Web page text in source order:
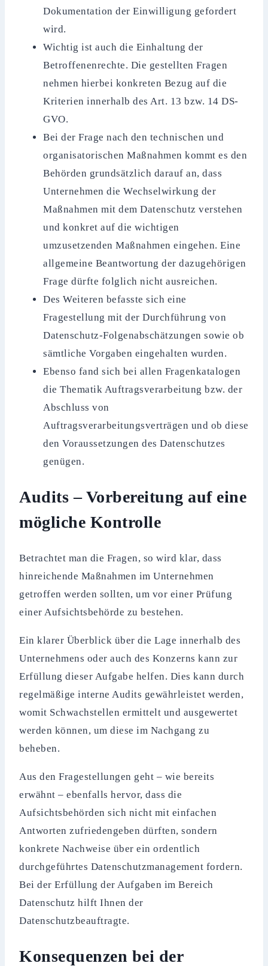
Dokumentation der Einwilligung gefordert
wird.
Wichtig ist auch die Einhaltung der
Betroffenenrechte. Die gestellten Fragen
nehmen hierbei konkreten Bezug auf die
Kriterien innerhalb des Art. 13 bzw. 14 DS-
GVO.
Bei der Frage nach den technischen und
organisatorischen Maßnahmen kommt es den
Behörden grundsätzlich darauf an, dass
Unternehmen die Wechselwirkung der
Maßnahmen mit dem Datenschutz verstehen
und konkret auf die wichtigen
umzusetzenden Maßnahmen eingehen. Eine
allgemeine Beantwortung der dazugehörigen
Frage dürfte folglich nicht ausreichen.
Des Weiteren befasste sich eine
Fragestellung mit der Durchführung von
Datenschutz-Folgenabschätzungen sowie ob
sämtliche Vorgaben eingehalten wurden.
Ebenso fand sich bei allen Fragenkatalogen
die Thematik Auftragsverarbeitung bzw. der
Abschluss von
Auftragsverarbeitungsverträgen und ob diese
den Voraussetzungen des Datenschutzes
genügen.
Audits – Vorbereitung auf eine
mögliche Kontrolle
Betrachtet man die Fragen, so wird klar, dass
hinreichende Maßnahmen im Unternehmen
getroffen werden sollten, um vor einer Prüfung
einer Aufsichtsbehörde zu bestehen.
Ein klarer Überblick über die Lage innerhalb des
Unternehmens oder auch des Konzerns kann zur
Erfüllung dieser Aufgabe helfen. Dies kann durch
regelmäßige interne Audits gewährleistet werden,
womit Schwachstellen ermittelt und ausgewertet
werden können, um diese im Nachgang zu
beheben.
Aus den Fragestellungen geht – wie bereits
erwähnt – ebenfalls hervor, dass die
Aufsichtsbehörden sich nicht mit einfachen
Antworten zufriedengeben dürften, sondern
konkrete Nachweise über ein ordentlich
durchgeführtes Datenschutzmanagement fordern.
Bei der Erfüllung der Aufgaben im Bereich
Datenschutz hilft Ihnen der
Datenschutzbeauftragte.
Konsequenzen bei der